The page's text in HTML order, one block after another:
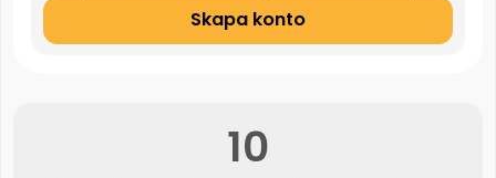
Skapa konto
10